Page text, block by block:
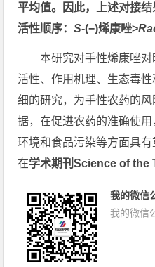
平均值。因此，上述对接
活性顺序：S-(−)烯康唑>
本研究对手性烯康唑
活性、作用机理、生态毒
细的研究，为手性农药的
据，在促进农药的准确使
环境和食品污染等方面具
在学术期刊Science of
我的微信
我的微信